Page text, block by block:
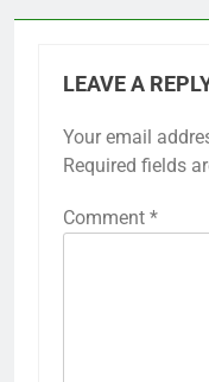
LEAVE A
Your email
Required fields
Comment *